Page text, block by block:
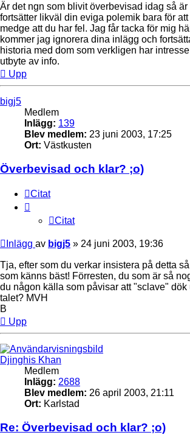
Är det ngn som blivit överbevisad idag så är
fortsätter likväl din eviga polemik bara för
medge att du har fel. Jag får tacka för mig
kommer jag ignorera dina inlägg och
historia med dom som verkligen har
utbyte av info.
Upp
bigj5
Medlem
Inlägg: 139
Blev medlem: 23 juni 2003, 17:25
Ort: Västkusten
Överbevisad och klar? ;o)
Citat
Citat
Inlägg av bigj5 » 24 juni 2003, 19:36
Tja, efter som du verkar insistera på detta
som känns bäst! Förresten, du som är så
du någon källa som påvisar att "sclave" dök
talet? MVH
B
Upp
Djinghis Khan
Medlem
Inlägg: 2688
Blev medlem: 26 april 2003, 21:11
Ort: Karlstad
Re: Överbevisad och klar? ;o)